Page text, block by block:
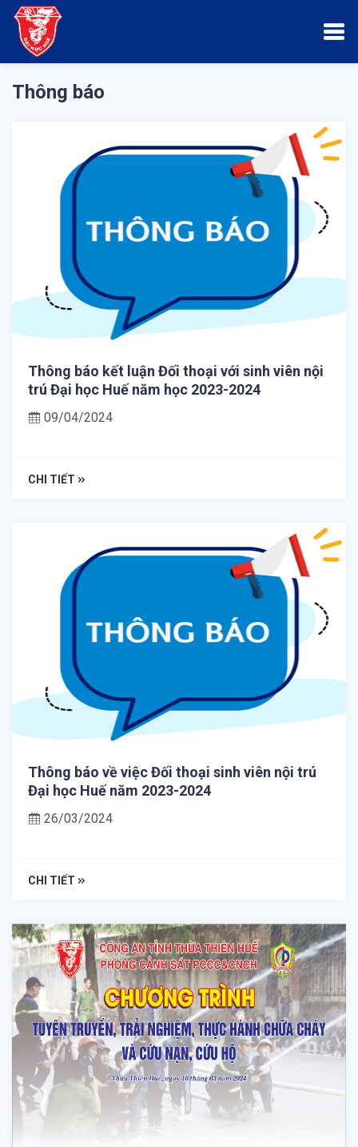
Thông báo
Thông báo kết luận Đối thoại với sinh viên nội
trú Đại học Huế năm học 2023-2024
09/04/2024
CHI TIẾT
Thông báo về việc Đối thoại sinh viên nội trú
Đại học Huế năm 2023-2024
26/03/2024
CHI TIẾT